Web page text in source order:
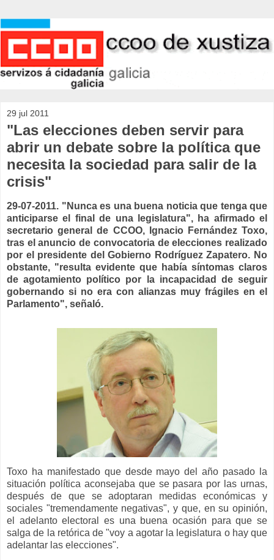
29 jul 2011
"Las elecciones deben servir para
abrir un debate sobre la política que
necesita la sociedad para salir de la
crisis"
29-07-2011. "Nunca es una buena noticia que tenga que
anticiparse el final de una legislatura", ha afirmado el
secretario general de CCOO, Ignacio Fernández Toxo,
tras el anuncio de convocatoria de elecciones realizado
por el presidente del Gobierno Rodríguez Zapatero. No
obstante, "resulta evidente que había síntomas claros
de agotamiento político por la incapacidad de seguir
gobernando si no era con alianzas muy frágiles en el
Parlamento", señaló.
Toxo ha manifestado que desde mayo del año pasado la
situación política aconsejaba que se pasara por las urnas,
después de que se adoptaran medidas económicas y
sociales "tremendamente negativas", y que, en su opinión,
el adelanto electoral es una buena ocasión para que se
salga de la retórica de "voy a agotar la legislatura o hay que
adelantar las elecciones".